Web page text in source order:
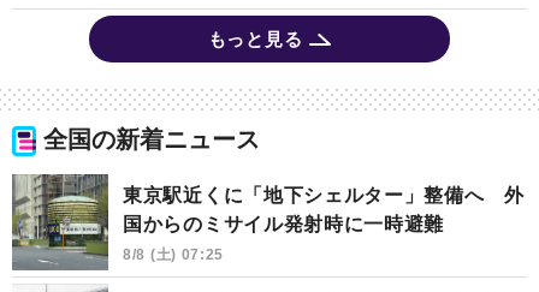
もっと見る
全国の新着ニュース
東京駅近くに「地下シェルター」整備へ 外
国からのミサイル発射時に一時避難
8/8 (土) 07:25